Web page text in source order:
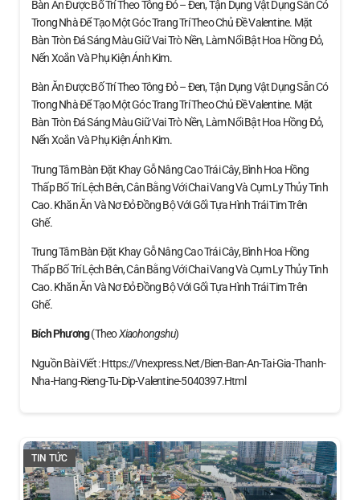
Bàn Ăn Được Bố Trí Theo Tông Đỏ – Đen, Tận Dụng Vật Dụng Sẵn Có
Trong Nhà Để Tạo Một Góc Trang Trí Theo Chủ Đề Valentine. Mặt
Bàn Tròn Đá Sáng Màu Giữ Vai Trò Nền, Làm Nổi Bật Hoa Hồng Đỏ,
Nến Xoắn Và Phụ Kiện Ánh Kim.
Bàn Ăn Được Bố Trí Theo Tông Đỏ – Đen, Tận Dụng Vật Dụng Sẵn Có
Trong Nhà Để Tạo Một Góc Trang Trí Theo Chủ Đề Valentine. Mặt
Bàn Tròn Đá Sáng Màu Giữ Vai Trò Nền, Làm Nổi Bật Hoa Hồng Đỏ,
Nến Xoắn Và Phụ Kiện Ánh Kim.
Trung Tâm Bàn Đặt Khay Gỗ Nâng Cao Trái Cây, Bình Hoa Hồng
Thấp Bố Trí Lệch Bên, Cân Bằng Với Chai Vang Và Cụm Ly Thủy Tinh
Cao. Khăn Ăn Và Nơ Đỏ Đồng Bộ Với Gối Tựa Hình Trái Tim Trên
Ghế.
Trung Tâm Bàn Đặt Khay Gỗ Nâng Cao Trái Cây, Bình Hoa Hồng
Thấp Bố Trí Lệch Bên, Cân Bằng Với Chai Vang Và Cụm Ly Thủy Tinh
Cao. Khăn Ăn Và Nơ Đỏ Đồng Bộ Với Gối Tựa Hình Trái Tim Trên
Ghế.
Bích Phương(theoXiaohongshu)
Nguồn Bài Viết : Https://vnexpress.net/bien-Ban-An-Tai-Gia-Thanh-
Nha-Hang-Rieng-Tu-Dip-Valentine-5040397.html
TIN TỨC